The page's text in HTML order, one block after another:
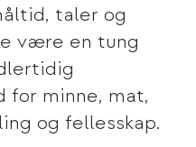
taler og
være en tung
for minne, mat,
og fellesskap.